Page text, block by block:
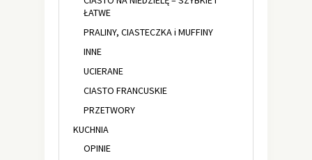
ŁATWE
PRALINY, CIASTECZKA i MUFFINY
INNE
UCIERANE
CIASTO FRANCUSKIE
PRZETWORY
KUCHNIA
OPINIE